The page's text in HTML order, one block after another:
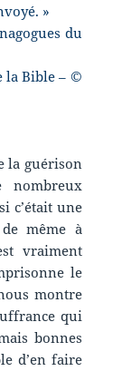
»
du
la Bible – ©
la guérison
nombreux
c’était une
même à
vraiment
le
montre
qui
bonnes
d’en faire